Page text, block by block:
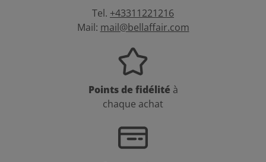
Tel. +43311221216
Mail: mail@bellaffair.com
Points de fidélité à
chaque achat